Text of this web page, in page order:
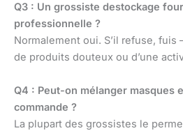
Q3 : Un grossiste destockage
professionnelle ?
Normalement oui. S’il refuse, fuis
de produits douteux ou d’une
Q4 : Peut-on mélanger masques
commande ?
La plupart des grossistes le